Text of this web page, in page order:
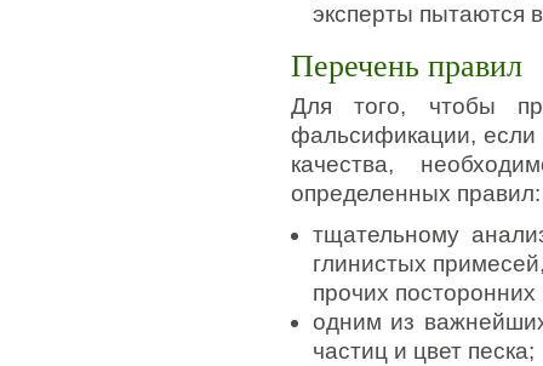
эксперты пытаются
Перечень правил
Для того, чтобы
фальсификации, если
качества,
определенных правил:
тщательному
глинистых
прочих
одним из
частиц и цвет песка;